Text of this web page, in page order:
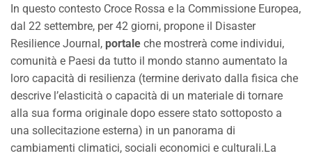
In questo contesto Croce Rossa e la Commissione Europea,
dal 22 settembre, per 42 giorni, propone il Disaster
Resilience Journal, portale che mostrerà come individui,
comunità e Paesi da tutto il mondo stanno aumentato la
loro capacità di resilienza (termine derivato dalla fisica che
descrive l’elasticità o capacità di un materiale di tornare
alla sua forma originale dopo essere stato sottoposto a
una sollecitazione esterna) in un panorama di
cambiamenti climatici, sociali economici e culturali.La